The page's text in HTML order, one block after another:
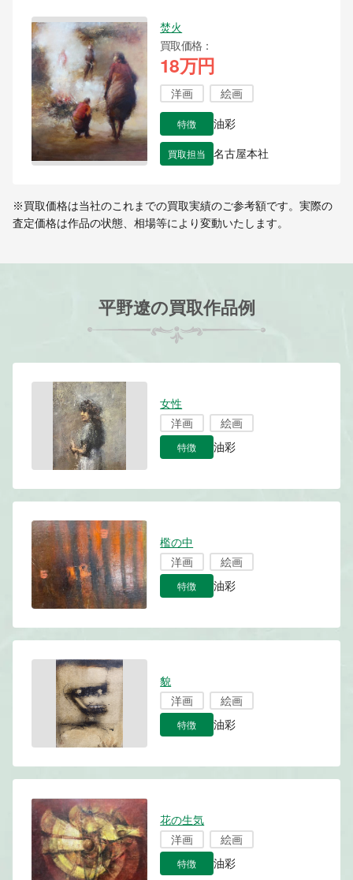
焚火
買取価格
18万円
洋画 絵画
特徴 油彩
買取担当 名古屋本社
※買取価格は当社のこれまでの買取実績のご参考額です。実際の
査定価格は作品の状態、相場等により変動いたします。
平野遼の買取作品例
女性
洋画
絵画
特徴 油彩
檻の中
洋画
絵画
特徴 油彩
貌
洋画
絵画
特徴 油彩
花の生気
洋画
絵画
特徴 油彩